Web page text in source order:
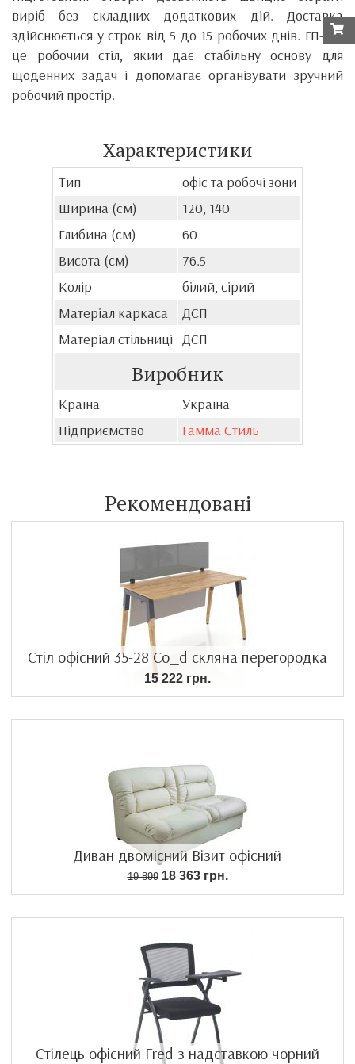
виріб без складних додаткових дій. Доставка
здійснюється у строк від 5 до 15 робочих днів. ГП-2 —
це робочий стіл, який дає стабільну основу для
щоденних задач і допомагає організувати зручний
робочий простір.
Характеристики
Тип
офіс та робочі зони
Ширина (см)
120, 140
Глибина (см)
60
Висота (см)
76.5
Колір
білий, сірий
Матеріал каркаса
ДСП
Матеріал стільниці ДСП
Виробник
Країна
Україна
Підприємство
Гамма Стиль
Рекомендовані
Стіл офісний 35-28 Co_d скляна перегородка
15 222 грн.
Диван двомісний Візит офісний
19 89918 363 грн.
Стілець офісний Fred з надставкою чорний